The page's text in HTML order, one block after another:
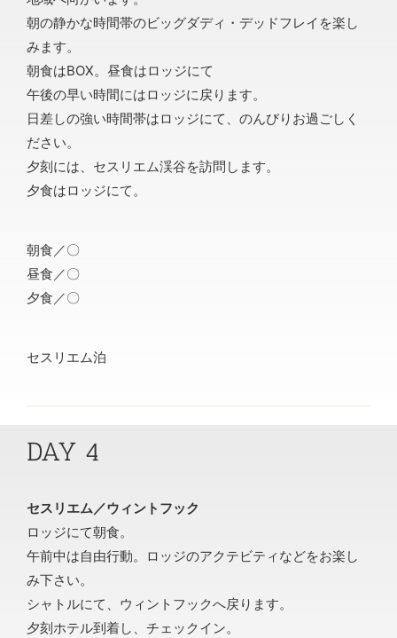
朝の静かな時間帯のビッグダディ・デッドフレイを楽し
みます。
朝食はBOX。昼食はロッジにて
午後の早い時間にはロッジに戻ります。
日差しの強い時間帯はロッジにて、のんびりお過ごしく
ださい。
夕刻には、セスリエム渓谷を訪問します。
夕食はロッジにて。
朝食／〇
昼食／〇
夕食／〇
セスリエム泊
DAY 4
セスリエム／ウィントフック
ロッジにて朝食。
午前中は自由行動。ロッジのアクテビティなどをお楽し
み下さい。
シャトルにて、ウィントフックへ戻ります。
夕刻ホテル到着し、チェックイン。